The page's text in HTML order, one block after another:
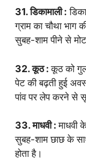
31. डिकामाली :
ग्राम का चौथा भाग
सुबह-शाम पीने से
32. कूठ :कूठ को
पेट की बढ़ती हुई
पांव पर लेप करने से
33. माधवी :माधवी
सुबह-शाम छाछ के
होता है।